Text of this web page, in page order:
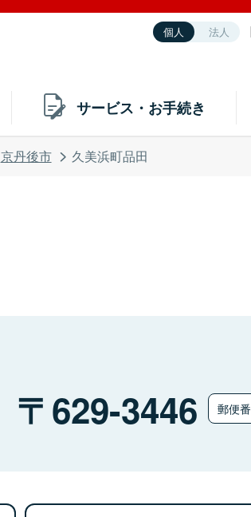
個人 法人
サービス・お手続き
京丹後市 久美浜町品田
629-3446 郵便